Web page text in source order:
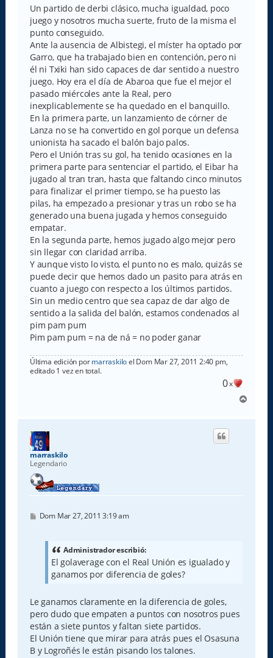
s
a
j
e
Un partido de derbi clásico, mucha igualdad, poco
juego y nosotros mucha suerte, fruto de la misma el
punto conseguido.
Ante la ausencia de Albistegi, el míster ha optado por
Garro, que ha trabajado bien en contención, pero ni
él ni Txiki han sido capaces de dar sentido a nuestro
juego. Hoy era el día de Abaroa que fue el mejor el
pasado miércoles ante la Real, pero
inexplicablemente se ha quedado en el banquillo.
En la primera parte, un lanzamiento de córner de
Lanza no se ha convertido en gol porque un defensa
unionista ha sacado el balón bajo palos.
Pero el Unión tras su gol, ha tenido ocasiones en la
primera parte para sentenciar el partido, el Eibar ha
jugado al tran tran, hasta que faltando cinco minutos
para finalizar el primer tiempo, se ha puesto las
pilas, ha empezado a presionar y tras un robo se ha
generado una buena jugada y hemos conseguido
empatar.
En la segunda parte, hemos jugado algo mejor pero
sin llegar con claridad arriba.
Y aunque visto lo visto, el punto no es malo, quizás se
puede decir que hemos dado un pasito para atrás en
cuanto a juego con respecto a los últimos partidos.
Sin un medio centro que sea capaz de dar algo de
sentido a la salida del balón, estamos condenados al
pim pam pum
Pim pam pum = na de ná = no poder ganar
Última edición pormarraskiloel Dom Mar 27, 2011 2:40 pm,
editado 1 vez en total.
0x
r
marraskilo
Legendario
M
Dom Mar 27, 2011 3:19 am
Administrador escribió:
El golaverage con el Real Unión es igualado y
ganamos por diferencia de goles?
Le ganamos claramente en la diferencia de goles,
pero dudo que empaten a puntos con nosotros pues
están a siete puntos y faltan siete partidos.
El Unión tiene que mirar para atrás pues el Osasuna
B y Logroñés le están pisando los talones.